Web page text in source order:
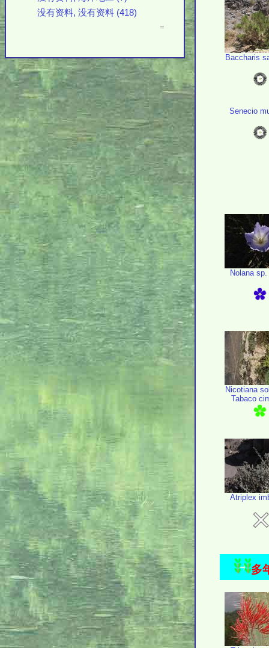
没有资料, 没有资料 (418)
=
Baccharis
Senecio
Nolana
Nicotiana
Tabaco
Atriplex
多